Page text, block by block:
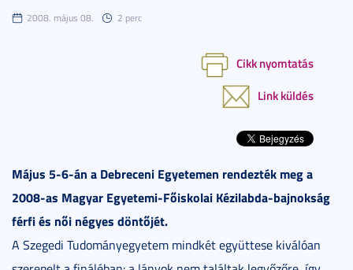
2008. május 08. 2 perc
Cikk nyomtatás
Link küldés
Május 5-6-án a Debreceni Egyetemen rendezték meg a
2008-as Magyar Egyetemi-Főiskolai Kézilabda-bajnokság
férfi és női négyes döntőjét.
A Szegedi Tudományegyetem mindkét együttese kiválóan